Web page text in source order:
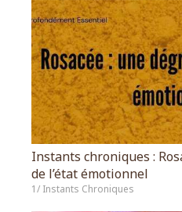
Instants chroniques :
de l’état émotionnel
1/ Instants Chroniques